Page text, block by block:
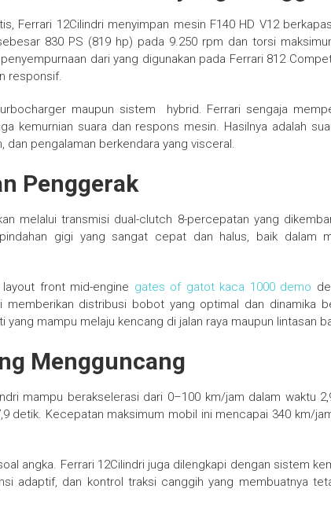
Ferrari 12Cilindri menyimpan mesin F140 HD V12
830 PS (819 hp) pada 9.250 rpm dan torsi
dari yang digunakan pada Ferrari 812
responsif.
maupun sistem hybrid. Ferrari sengaja
kemurnian suara dan respons mesin. Hasilnya adalah
dan pengalaman berkendara yang visceral.
Penggerak
melalui transmisi dual-clutch 8-percepatan yang
gigi yang sangat cepat dan halus, baik dalam
layout front mid-engine gates of gatot kaca 1000 demo
memberikan distribusi bobot yang optimal dan dinamika
yang mampu melaju kencang di jalan raya maupun lintasan
Mengguncang
mampu berakselerasi dari 0–100 km/jam dalam waktu
detik. Kecepatan maksimum mobil ini mencapai 340 km/
angka. Ferrari 12Cilindri juga dilengkapi dengan sistem
adaptif, dan kontrol traksi canggih yang membuatnya